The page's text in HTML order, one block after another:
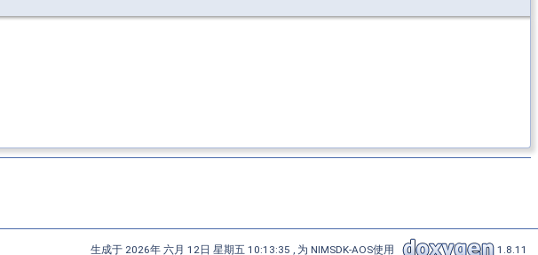
生成于 2026年 六月 12日 星期五 10:13:35 , 为 NIMSDK-AOS使用 1.8.11